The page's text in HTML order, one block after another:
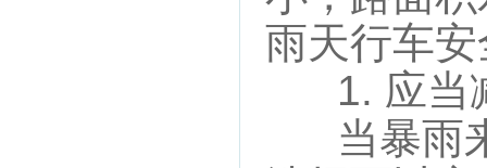
雨天行车
1. 应当
当暴雨来